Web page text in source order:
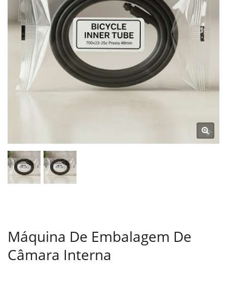
Máquina De Embalagem De
Câmara Interna